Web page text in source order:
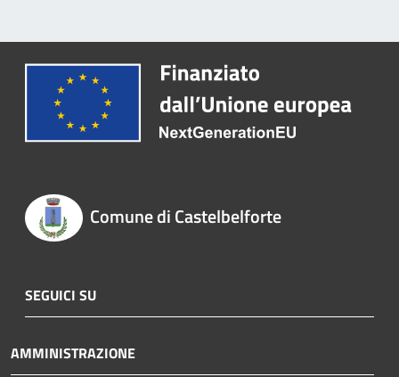
Comune di Castelbelforte
SEGUICI SU
AMMINISTRAZIONE